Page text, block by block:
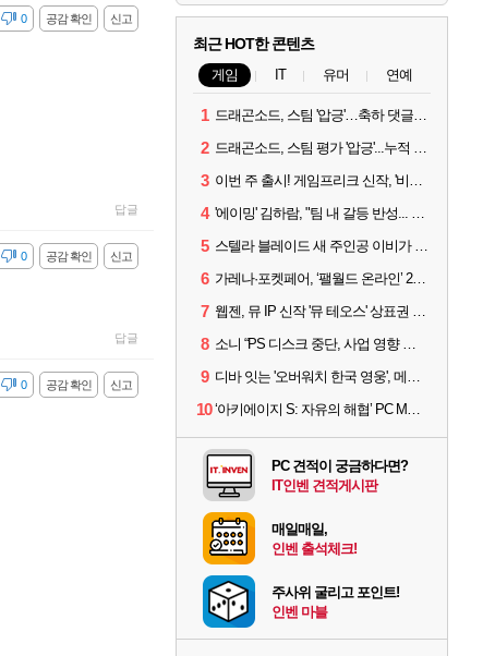
신고
공감 확인
0
답글
신고
공감 확인
0
답글
신고
공감 확인
0
최근 HOT한 콘텐츠
게임 IT 유머 연예
1 드래곤소드, 스팀 '압긍'…축하 댓글 달고 게임 코드 받자!
2 드래곤소드, 스팀 평가 '압긍'...누적 판매량 20만장 돌파
3 이번 주 출시! 게임프리크 신작, '비스트 오브 리인카네이션'
4 '에이밍' 김하람, "팀 내 갈등 반성... 끝까지 뛰고 싶었다"
5 스텔라 블레이드 새 주인공 이비가 부릅니다, 'Wanna be in LOVE' 뮤비 공개
6 가레나·포켓페어, ‘팰월드 온라인’ 2026년 출시 예고
7 웹젠, 뮤 IP 신작 '뮤 테오스' 상표권 출원
8 소니 “PS 디스크 중단, 사업 영향 없다”
9 디바 잇는 '오버워치 한국 영웅', 메카 파일럿 디몬 나온다
10 ‘아키에이지 S: 자유의 해협’ PC MMORPG로 개발한다
PC 견적이 궁금하다면?
IT인벤 견적게시판
매일매일,
인벤 출석체크!
주사위 굴리고 포인트!
인벤 마블